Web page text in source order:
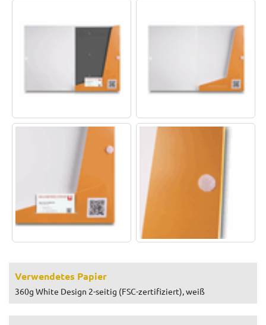
Verwendetes Papier
360g White Design 2-seitig (FSC-zertifiziert), weiß